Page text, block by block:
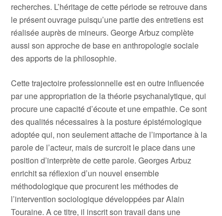
recherches. L’héritage de cette période se retrouve dans
le présent ouvrage puisqu’une partie des entretiens est
réalisée auprès de mineurs. George Arbuz complète
aussi son approche de base en anthropologie sociale
des apports de la philosophie.
Cette trajectoire professionnelle est en outre influencée
par une appropriation de la théorie psychanalytique, qui
procure une capacité d’écoute et une empathie. Ce sont
des qualités nécessaires à la posture épistémologique
adoptée qui, non seulement attache de l’importance à la
parole de l’acteur, mais de surcroit le place dans une
position d’interprète de cette parole. Georges Arbuz
enrichit sa réflexion d’un nouvel ensemble
méthodologique que procurent les méthodes de
l’intervention sociologique développées par Alain
Touraine. A ce titre, il inscrit son travail dans une